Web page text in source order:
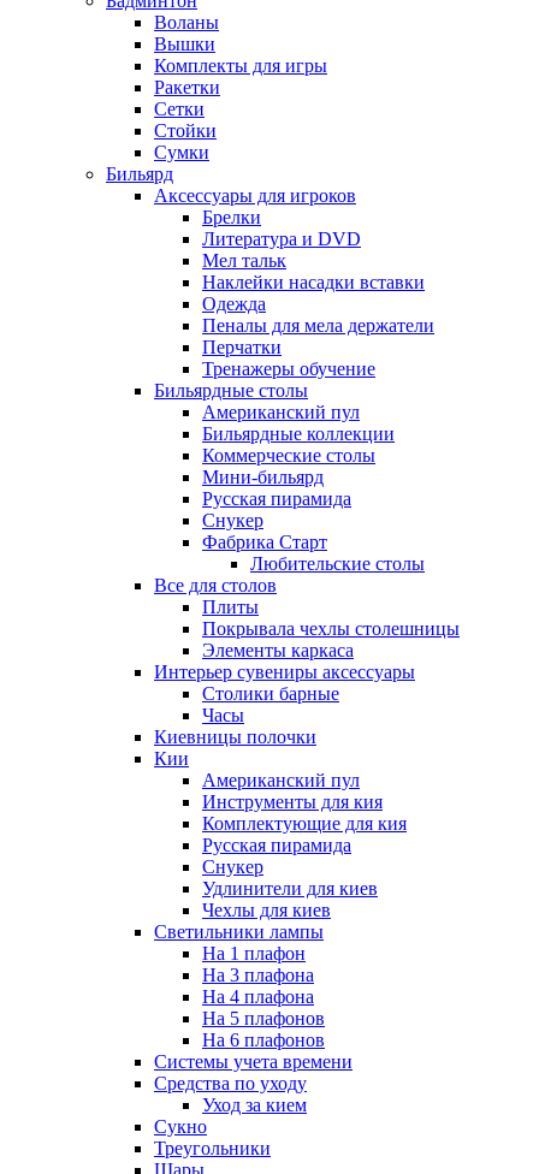
Воланы
Вышки
Комплекты для игры
Ракетки
Сетки
Стойки
Сумки
Бильярд
Аксессуары для игроков
Брелки
Литература и DVD
Мел тальк
Наклейки насадки вставки
Одежда
Пеналы для мела держатели
Перчатки
Тренажеры обучение
Бильярдные столы
Американский пул
Бильярдные коллекции
Коммерческие столы
Мини-бильярд
Русская пирамида
Снукер
Фабрика Старт
Любительские столы
Все для столов
Плиты
Покрывала чехлы столешницы
Элементы каркаса
Интерьер сувениры аксессуары
Столики барные
Часы
Киевницы полочки
Кии
Американский пул
Инструменты для кия
Комплектующие для кия
Русская пирамида
Снукер
Удлинители для киев
Чехлы для киев
Светильники лампы
На 1 плафон
На 3 плафона
На 4 плафона
На 5 плафонов
На 6 плафонов
Системы учета времени
Средства по уходу
Уход за кием
Сукно
Треугольники
Шары